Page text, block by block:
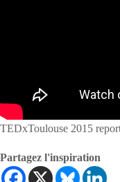
TEDxToulouse 2015
Partagez l'inspiration